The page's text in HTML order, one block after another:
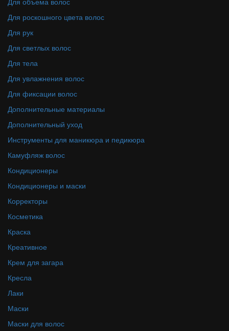
Для роскошного цвета волос
Для рук
Для светлых волос
Для тела
Для увлажнения волос
Для фиксации волос
Дополнительные материалы
Дополнительный уход
Инструменты для маникюра и педикюра
Камуфляж волос
Кондиционеры
Кондиционеры и маски
Корректоры
Косметика
Краска
Креативное
Крем для загара
Кресла
Лаки
Маски
Маски для волос